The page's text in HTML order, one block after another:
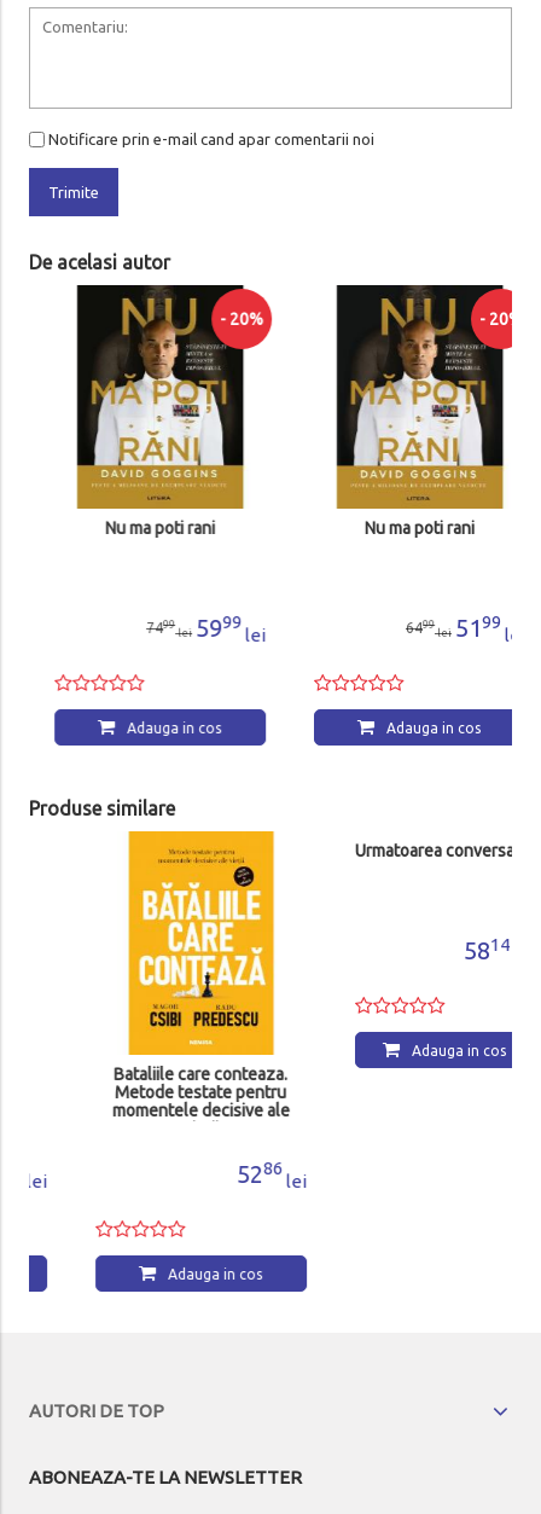
Notificare prin e-mail cand apar comentarii noi
Trimite
De acelasi autor
- 20%
Nu ma poti rani
99
lei 5999
lei
Adauga in cos
- 20%
Nu ma poti rani
99
lei 5199
lei
Adauga in cos
Produse similare
Bataliile care conteaza.
Metode testate pentru
momentele decisive ale
lei
Adauga in cos
Urmatoarea conversatie
AUTORI DE TOP
ABONEAZA-TE LA NEWSLETTER